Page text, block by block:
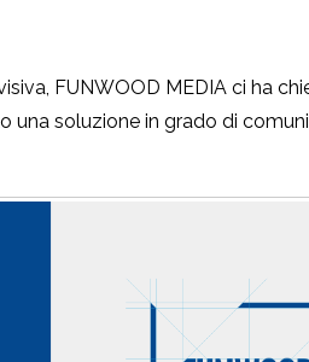
FUNWOOD MEDIA ci ha
una soluzione in grado di